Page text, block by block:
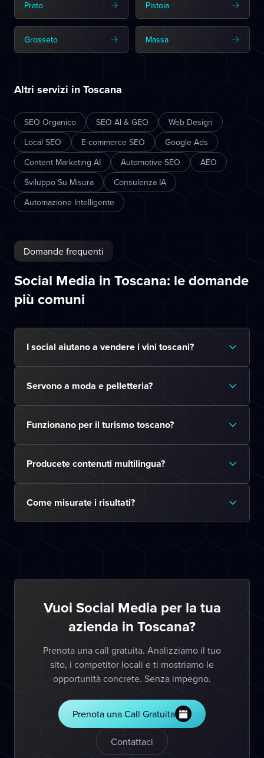
Prato Pistoia
Grosseto Massa
Altri servizi in Toscana
SEO Organico SEO AI & GEO
Web Design
Local SEO
E-commerce SEO
Google Ads
Content Marketing AI
Automotive SEO
AEO
Sviluppo Su Misura
Consulenza IA
Automazione Intelligente
Domande frequenti
Social Media in Toscana: le domande
più comuni
I social aiutano a vendere i vini toscani?
Servono a moda e pelletteria?
Funzionano per il turismo toscano?
Producete contenuti multilingua?
Come misurate i risultati?
Vuoi Social Media per la tua
azienda in Toscana?
Prenota una call gratuita. Analizziamo il tuo
sito, i competitor locali e ti mostriamo le
opportunità concrete. Senza impegno.
Prenota una Call Gratuita
Contattaci